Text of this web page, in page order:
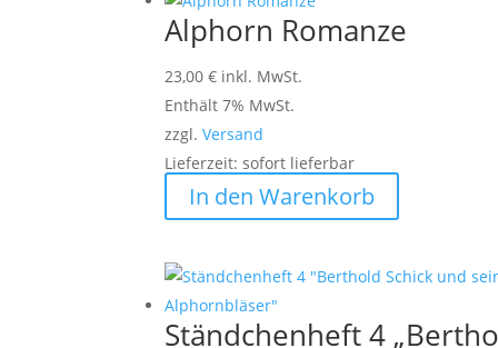
Alphorn Romanze
23,00€ inkl. MwSt.
Enthält 7% MwSt.
zzgl.Versand
Lieferzeit: sofort lieferbar
In den Warenkorb
Ständchenheft 4